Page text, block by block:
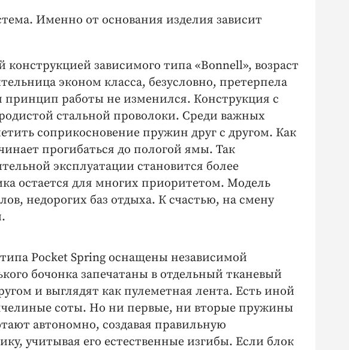
Именно от основания изделия зависит
зависимого типа «Bonnell», возраст
эконом класса, безусловно, претерпела
принцип работы не изменился. Конструкция с
стальной проволоки. Среди важных
соприкосновение пружин друг с другом. Как
прогибаться до пологой ямы. Так
эксплуатации становится более
остается для многих приоритетом. Модель
недорогих баз отдыха. К счастью, на смену
Pocket Spring оснащены независимой
бочонка запечатаны в отдельный тканевый
и выглядят как пулеметная лента. Есть иной
соты. Но ни первые, ни вторые пружины
автономно, создавая правильную
учитывая его естественные изгибы. Если блок